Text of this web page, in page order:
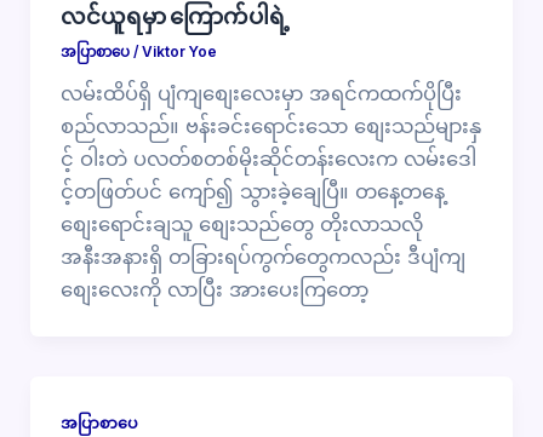
လင်ယူရမှာ ကြောက်ပါရဲ့
အပြာစာပေ/ Viktor Yoe
လမ်းထိပ်ရှိ ပျံကျစျေးလေးမှာ အရင်ကထက်ပိုပြီး
စည်လာသည်။ ဗန်းခင်းရောင်းသော စျေးသည်များနှ
င့် ဝါးတဲ ပလတ်စတစ်မိုးဆိုင်တန်းလေးက လမ်းဒေါ
င့်တဖြတ်ပင် ကျော်၍ သွားခဲ့ချေပြီ။ တနေ့တနေ့
စျေးရောင်းချသူ စျေးသည်တွေ တိုးလာသလို
အနီးအနားရှိ တခြားရပ်ကွက်တွေကလည်း ဒီပျံကျ
စျေးလေးကို လာပြီး အားပေးကြတော့
အပြာစာပေ